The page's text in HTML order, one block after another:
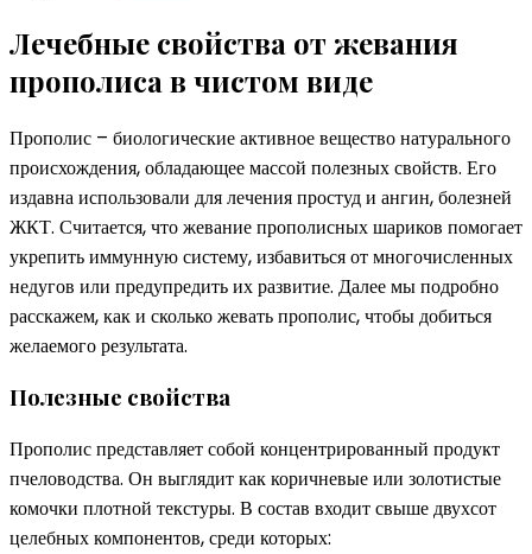
Лечебные свойства от жевания
прополиса в чистом виде
Прополис – биологические активное вещество натурального
происхождения, обладающее массой полезных свойств. Его
издавна использовали для лечения простуд и ангин, болезней
ЖКТ. Считается, что жевание прополисных шариков помогает
укрепить иммунную систему, избавиться от многочисленных
недугов или предупредить их развитие. Далее мы подробно
расскажем, как и сколько жевать прополис, чтобы добиться
желаемого результата.
Полезные свойства
Прополис представляет собой концентрированный продукт
пчеловодства. Он выглядит как коричневые или золотистые
комочки плотной текстуры. В состав входит свыше двухсот
целебных компонентов, среди которых: